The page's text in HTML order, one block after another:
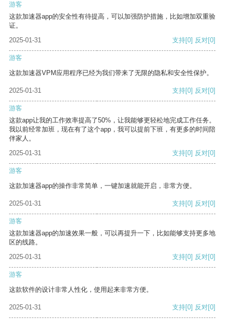
游客
这款加速器app的安全性有待提高，可以加强防护措施，比如增加双重验
证。
2025-01-31
支持[0] 反对[0]
游客
这款加速器VPM应用程序已经为我们带来了无限的隐私和安全性保护。
2025-01-31 支持[0] 反对[0]
游客
这款app让我的工作效率提高了50%，让我能够更轻松地完成工作任务。
我以前经常加班，现在有了这个app，我可以提前下班，有更多的时间陪
伴家人。
2025-01-31
支持[0] 反对[0]
游客
这款加速器app的操作非常简单，一键加速就能开启，非常方便。
2025-01-31 支持[0] 反对[0]
游客
这款加速器app的加速效果一般，可以再提升一下，比如能够支持更多地
区的线路。
2025-01-31
支持[0] 反对[0]
游客
这款软件的设计非常人性化，使用起来非常方便。
2025-01-31 支持[0] 反对[0]